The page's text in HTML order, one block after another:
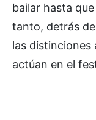
bailar hasta
tanto, detrás
las
actúan en el